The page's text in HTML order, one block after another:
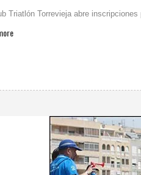
Triatlón Torrevieja abre inscripciones